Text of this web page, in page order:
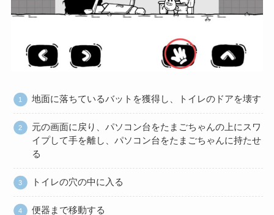
地面に落ちているバットを獲得し、トイレのドアを壊す
元の画面に戻り、パソコン台をたまごちゃんの上にスワ
イプして手を離し、パソコン台をたまごちゃんに持たせ
る
トイレの穴の中に入る
便器まで移動する